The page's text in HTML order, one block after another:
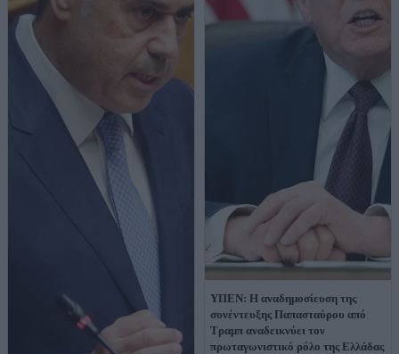
ΥΠΕΝ: Η αναδημοσίευση της
συνέντευξης Παπασταύρου από
Τραμπ αναδεικνύει τον
πρωταγωνιστικό ρόλο της Ελλάδας